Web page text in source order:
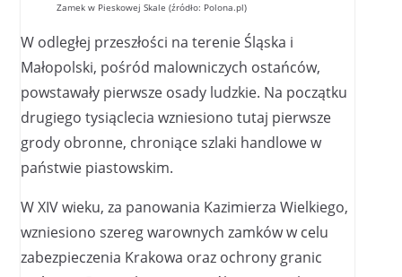
Zamek w Pieskowej Skale (źródło: Polona.pl)
W odległej przeszłości na terenie Śląska i
Małopolski, pośród malowniczych ostańców,
powstawały pierwsze osady ludzkie. Na początku
drugiego tysiąclecia wzniesiono tutaj pierwsze
grody obronne, chroniące szlaki handlowe w
państwie piastowskim.
W XIV wieku, za panowania Kazimierza Wielkiego,
wzniesiono szereg warownych zamków w celu
zabezpieczenia Krakowa oraz ochrony granic